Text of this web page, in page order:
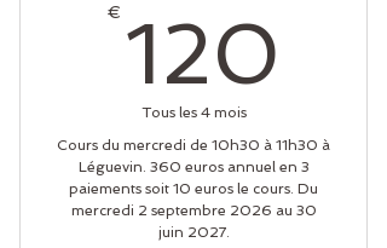
€ 120
Tous les 4 mois
Cours du mercredi de 10h30 à 11h30 à
Léguevin. 360 euros annuel en 3
paiements soit 10 euros le cours. Du
mercredi 2 septembre 2026 au 30
juin 2027.